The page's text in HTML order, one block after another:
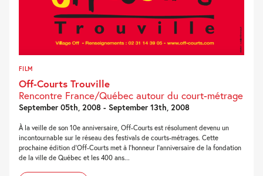
FILM
Off-Courts Trouville
Rencontre France/Québec autour du court-métrage
September 05th, 2008 - September 13th, 2008
À la veille de son 10e anniversaire, Off-Courts est résolument devenu un
incontournable sur le réseau des festivals de courts-métrages. Cette
prochaine édition d’Off-Courts met à l’honneur l’anniversaire de la fondation
de la ville de Québec et les 400 ans...